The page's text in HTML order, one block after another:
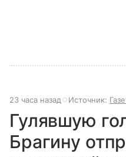
23 часа назад Источник:
Гулявшую
Брагину